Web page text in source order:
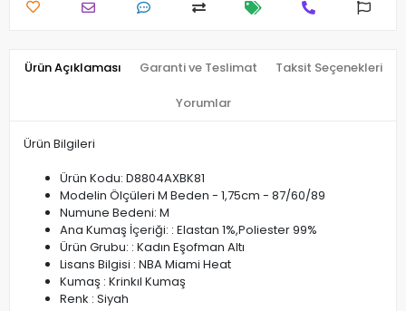
Ürün Açıklaması Garanti ve Teslimat Taksit Seçenekleri
Yorumlar
Ürün Bilgileri
Ürün Kodu: D8804AXBK81
Modelin Ölçüleri M Beden - 1,75cm - 87/60/89
Numune Bedeni: M
Ana Kumaş İçeriği: : Elastan 1%,Poliester 99%
Ürün Grubu: : Kadın Eşofman Altı
Lisans Bilgisi : NBA Miami Heat
Kumaş : Krinkıl Kumaş
Renk : Siyah